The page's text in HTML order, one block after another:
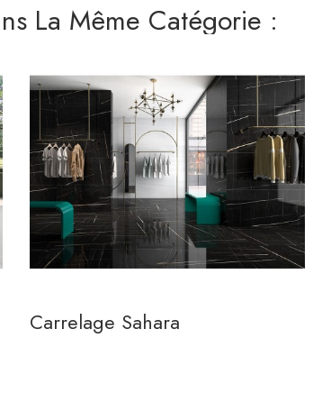
La Même Catégorie :
Carrelage Sahara